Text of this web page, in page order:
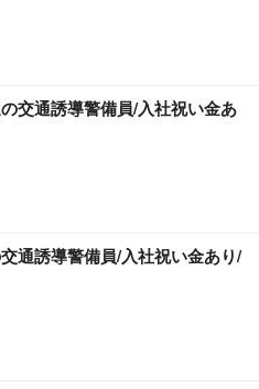
交通誘導警備員/入社祝い金あ
通誘導警備員/入社祝い金あり/